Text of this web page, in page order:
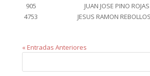
905
JUAN JOSE PINO ROJAS
4753
JESUS RAMON
« Entradas Anteriores